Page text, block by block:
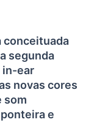
conceituada
segunda
in-ear
novas cores
som
e